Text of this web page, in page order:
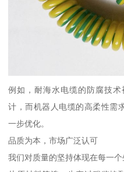
例如，耐海水电缆的防腐技
计，而机器人电缆的高柔性需
一步优化。
品质为本，市场广泛认可
我们对质量的坚持体现在每一个